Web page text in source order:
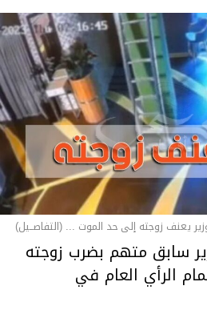
يعنف زوجته إلى حد الموت ... (التفاصــيل)
سابق متهم بضرب زوجته
الرأي العام في